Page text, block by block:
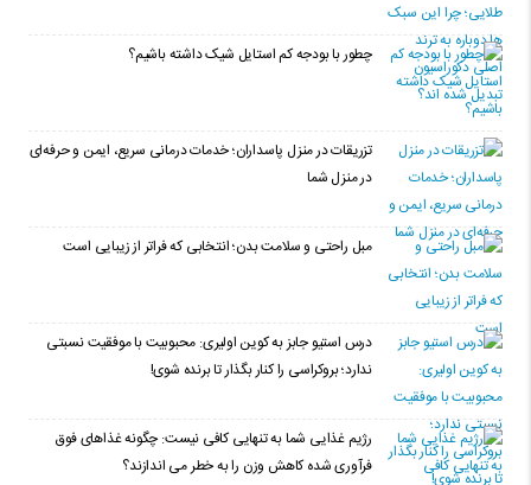
چطور با بودجه کم استایل شیک داشته باشیم؟
تزریقات در منزل پاسداران؛ خدمات درمانی سریع، ایمن و حرفه‌ای
در منزل شما
مبل راحتی و سلامت بدن؛ انتخابی که فراتر از زیبایی است
درس استیو جابز به کوین اولیری: محبوبیت با موفقیت نسبتی
ندارد؛ بروکراسی را کنار بگذار تا برنده شوی!
رژیم غذایی شما به تنهایی کافی نیست: چگونه غذاهای فوق
فرآوری شده کاهش وزن را به خطر می اندازند؟